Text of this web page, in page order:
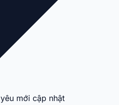
mới cập nhật